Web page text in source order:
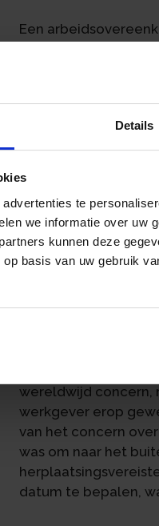
Details
te
we informatie over uw
kunnen deze
basis van uw gebruik
Een
voorwaarde dat
andere passende
voor herplaatsing is
acht moet nemen.
opleiding, ervaring
passende functie
In het kader van het
actief onderzoekt of
al dan niet met
voorkomende
werkgever
ingespannen om
Hof Den Bosch
geweest om een
wereldwijd concern,
werkgever erop
van het concern
was om naar het
datum te bepalen,